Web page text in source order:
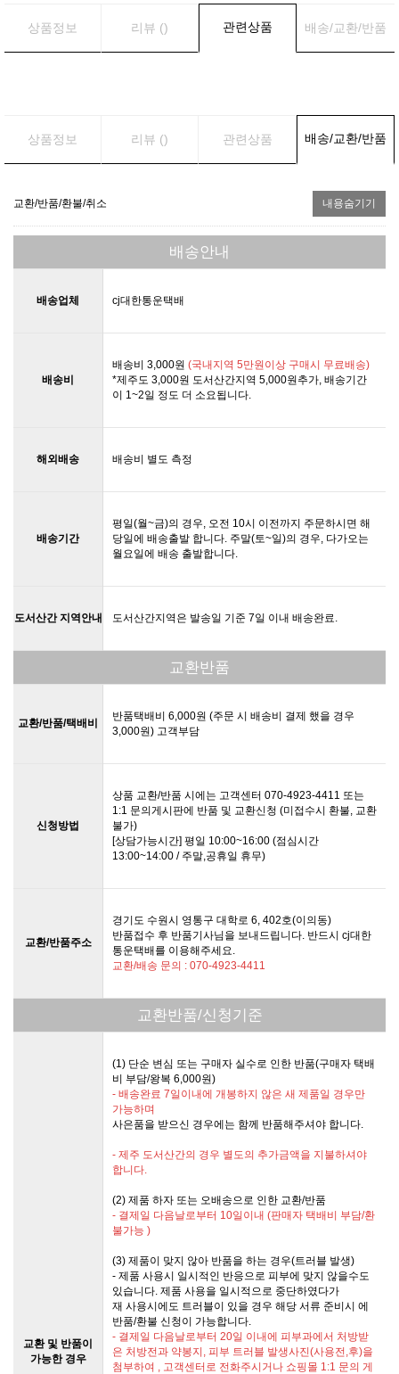
상품정보 리뷰 () 관련상품 배송/교환/반품
상품정보 리뷰 () 관련상품 배송/교환/반품
교환/반품/환불/취소 내용숨기기
배송안내
배송업체 cj대한통운택배
배송비
배송비 3,000원 (국내지역 5만원이상 구매시 무료배송)
*제주도 3,000원 도서산간지역 5,000원추가, 배송기간
이 1~2일 정도 더 소요됩니다.
해외배송 배송비 별도 측정
배송기간
평일(월~금)의 경우, 오전 10시 이전까지 주문하시면 해
당일에 배송출발 합니다. 주말(토~일)의 경우, 다가오는
월요일에 배송 출발합니다.
도서산간 지역안내 도서산간지역은 발송일 기준 7일 이내 배송완료.
교환반품
교환/반품/택배비
반품택배비 6,000원 (주문 시 배송비 결제 했을 경우
3,000원) 고객부담
신청방법
상품 교환/반품 시에는 고객센터 070-4923-4411 또는
1:1 문의게시판에 반품 및 교환신청 (미접수시 환불, 교환
불가)
[상담가능시간] 평일 10:00~16:00 (점심시간
13:00~14:00 / 주말,공휴일 휴무)
교환/반품주소
경기도 수원시 영통구 대학로 6, 402호(이의동)
반품접수 후 반품기사님을 보내드립니다. 반드시 cj대한
통운택배를 이용해주세요.
교환/배송 문의 : 070-4923-4411
교환반품/신청기준
교환 및 반품이
가능한 경우
(1) 단순 변심 또는 구매자 실수로 인한 반품(구매자 택배
비 부담/왕복 6,000원)
- 배송완료 7일이내에 개봉하지 않은 새 제품일 경우만
가능하며
사은품을 받으신 경우에는 함께 반품해주셔야 합니다.
- 제주 도서산간의 경우 별도의 추가금액을 지불하셔야
합니다.
(2) 제품 하자 또는 오배송으로 인한 교환/반품
- 결제일 다음날로부터 10일이내 (판매자 택배비 부담/환
불가능 )
(3) 제품이 맞지 않아 반품을 하는 경우(트러블 발생)
- 제품 사용시 일시적인 반응으로 피부에 맞지 않을수도
있습니다. 제품 사용을 일시적으로 중단하였다가
재 사용시에도 트러블이 있을 경우 해당 서류 준비시 에
반품/환불 신청이 가능합니다.
- 결제일 다음날로부터 20일 이내에 피부과에서 처방받
은 처방전과 약봉지, 피부 트러블 발생사진(사용전,후)을
첨부하여 , 고객센터로 전화주시거나 쇼핑몰 1:1 문의 게